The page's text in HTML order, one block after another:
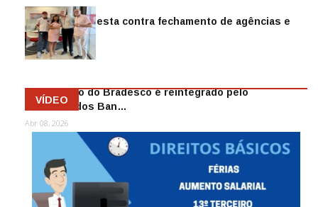
Sindicato protesta contra fechamento de agências e
as demiss…
Mai 13, 2026
Funcionário do Bradesco é reintegrado pelo
Sindicato dos Ban…
Abr 08, 2026
VÍDEO